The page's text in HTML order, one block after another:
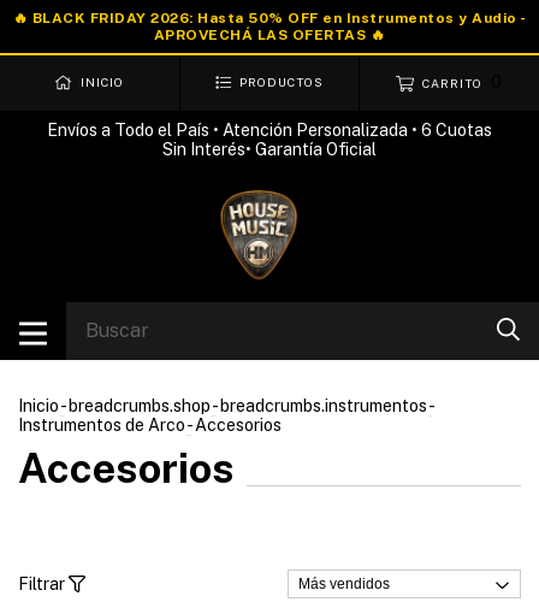
INICIO PRODUCTOS CARRITO
Envíos a Todo el País • Atención Personalizada • 6 Cuotas
Sin Interés• Garantía Oficial
Inicio- breadcrumbs.shop- breadcrumbs.instrumentos-
Instrumentos de Arco- Accesorios
Accesorios
Filtrar